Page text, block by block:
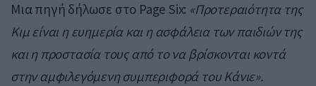
Μια πηγή δήλωσε στο Page Six: «Προτεραιότητα της
Κιμ είναι η ευημερία και η ασφάλεια των παιδιών της
και η προστασία τους από το να βρίσκονται κοντά
στην αμφιλεγόμενη συμπεριφορά του Κάνιε».